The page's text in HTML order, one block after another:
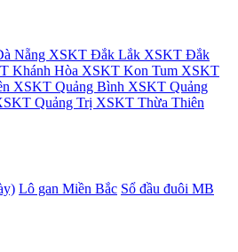
Nẵng XSKT Đắk Lắk XSKT Đắk
Khánh Hòa XSKT Kon Tum XSKT
XSKT Quảng Bình XSKT Quảng
Quảng Trị XSKT Thừa Thiên
Lô gan Miền Bắc Sổ đầu đuôi MB